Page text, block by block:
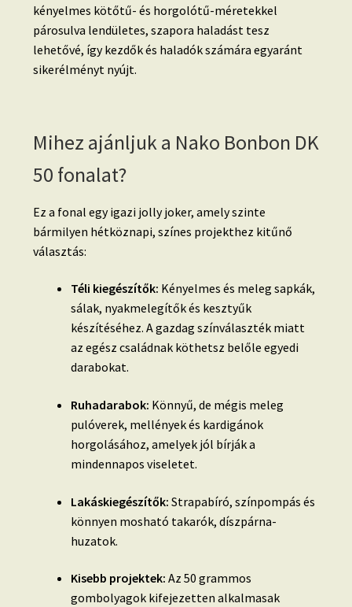
kényelmes kötőtű- és horgolótű-méretekkel
párosulva lendületes, szapora haladást tesz
lehetővé, így kezdők és haladók számára egyaránt
sikerélményt nyújt.
Mihez ajánljuk a Nako Bonbon DK
50 fonalat?
Ez a fonal egy igazi jolly joker, amely szinte
bármilyen hétköznapi, színes projekthez kitűnő
választás:
Téli kiegészítők: Kényelmes és meleg sapkák,
sálak, nyakmelegítők és kesztyűk
készítéséhez. A gazdag színválaszték miatt
az egész családnak köthetsz belőle egyedi
darabokat.
Ruhadarabok: Könnyű, de mégis meleg
pulóverek, mellények és kardigánok
horgolásához, amelyek jól bírják a
mindennapos viseletet.
Lakáskiegészítők: Strapabíró, színpompás és
könnyen mosható takarók, díszpárna-
huzatok.
Kisebb projektek: Az 50 grammos
gombolyagok kifejezetten alkalmasak